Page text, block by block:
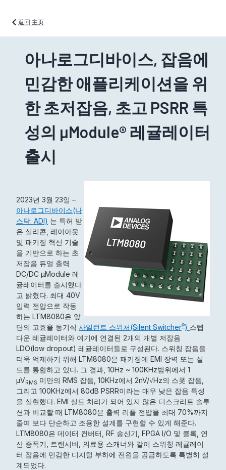
返回 主页
아나로그디바이스, 잡음에
민감한 애플리케이션을 위
한 초저잡음, 초고 PSRR 특
성의 µModule® 레귤레이터
출시
2023년 3월 23일 –
아나로그디바이스(나
스닥: ADI) 는 특허 받
은 실리콘, 레이아웃
및 패키징 혁신 기술
을 기반으로 하는 초
저잡음 듀얼 출력
DC/DC μModule 레
귤레이터를 출시했다
고 밝혔다. 최대 40V
입력 전압으로 작동
하는 LTM8080은 앞
단의 고효율 동기식 사일런트 스위처(Silent Switcher®) 스텝
다운 레귤레이터와 여기에 연결된 2개의 개별 저잡음
LDO(low dropout) 레귤레이터들로 구성된다. 스위칭 잡음을
더욱 억제하기 위해 LTM8080은 패키징에 EMI 장벽 또는 실
드를 통합하고 있다. 그 결과, 10Hz ~ 100KHz범위에서 1
µVRMS 미만의 RMS 잡음, 10KHz에서 2nV/√Hz의 스폿 잡음,
그리고 100KHz에서 80dB PSRR이라는 매우 낮은 잡음 특성
을 실현했다. EMI 실드 처리가 되어 있지 않은 디스크리트 솔루
션과 비교할 때 LTM8080은 출력 리플 전압을 최대 70%까지
줄여 보다 단순하고 조용한 설계를 구현할 수 있게 해준다.
LTM8080은 데이터 컨버터, RF 송신기, FPGA I/O 및 클록, 연
산 증폭기, 트랜시버, 의료용 스캐너와 같이 스위칭 레귤레이
터 잡음에 민감한 디지털 부하에 전원을 공급하도록 특별히 설
계되었다.